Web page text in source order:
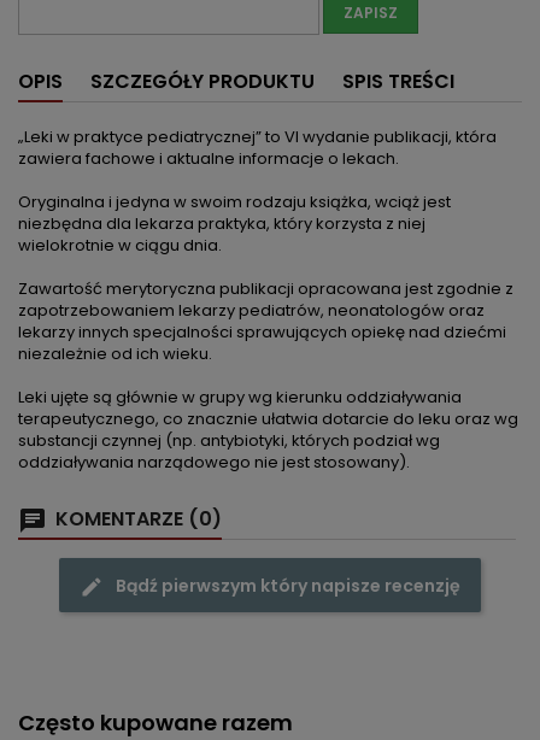
ZAPISZ
OPIS SZCZEGÓŁY PRODUKTU SPIS TREŚCI
„Leki w praktyce pediatrycznej” to VI wydanie publikacji, która
zawiera fachowe i aktualne informacje o lekach.
Oryginalna i jedyna w swoim rodzaju książka, wciąż jest
niezbędna dla lekarza praktyka, który korzysta z niej
wielokrotnie w ciągu dnia.
Zawartość merytoryczna publikacji opracowana jest zgodnie z
zapotrzebowaniem lekarzy pediatrów, neonatologów oraz
lekarzy innych specjalności sprawujących opiekę nad dziećmi
niezależnie od ich wieku.
Leki ujęte są głównie w grupy wg kierunku oddziaływania
terapeutycznego, co znacznie ułatwia dotarcie do leku oraz wg
substancji czynnej (np. antybiotyki, których podział wg
oddziaływania narządowego nie jest stosowany).
KOMENTARZE (0)
Bądź pierwszym który napisze recenzję
Często kupowane razem